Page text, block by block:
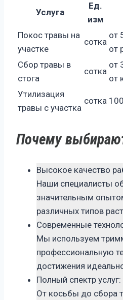
Услуга
Ед.
изм
Покос травы на
участке
сотка
от
от
Сбор травы в
стога
сотка
от
от
Утилизация
травы с участка
сотка
Почему
Высокое качество
Наши специалисты
значительным
различных типов
Современные
Мы используем
профессиональную
достижения
Полный спектр услуг:
От косьбы до сбора